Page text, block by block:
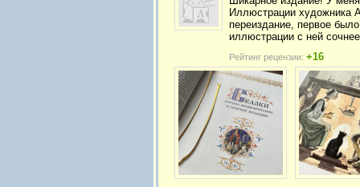
Иллюстрации художника
переиздание, первое
иллюстрации с ней
Рейтинг рецензии: +16